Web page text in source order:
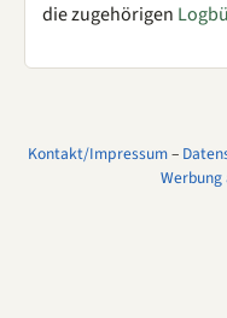
die zugehörigen
Kontakt/Impressum–